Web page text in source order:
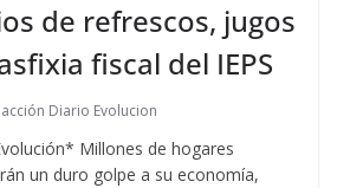
de refrescos, jugos
fiscal del IEPS
Diario Evolucion
Millones de hogares
un duro golpe a su economía,